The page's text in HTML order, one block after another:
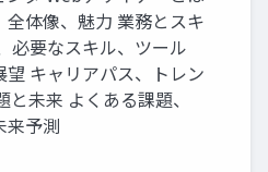
全体像、魅力 業務とスキ
必要なスキル、ツール
望 キャリアパス、トレン
と未来 よくある課題、
来予測